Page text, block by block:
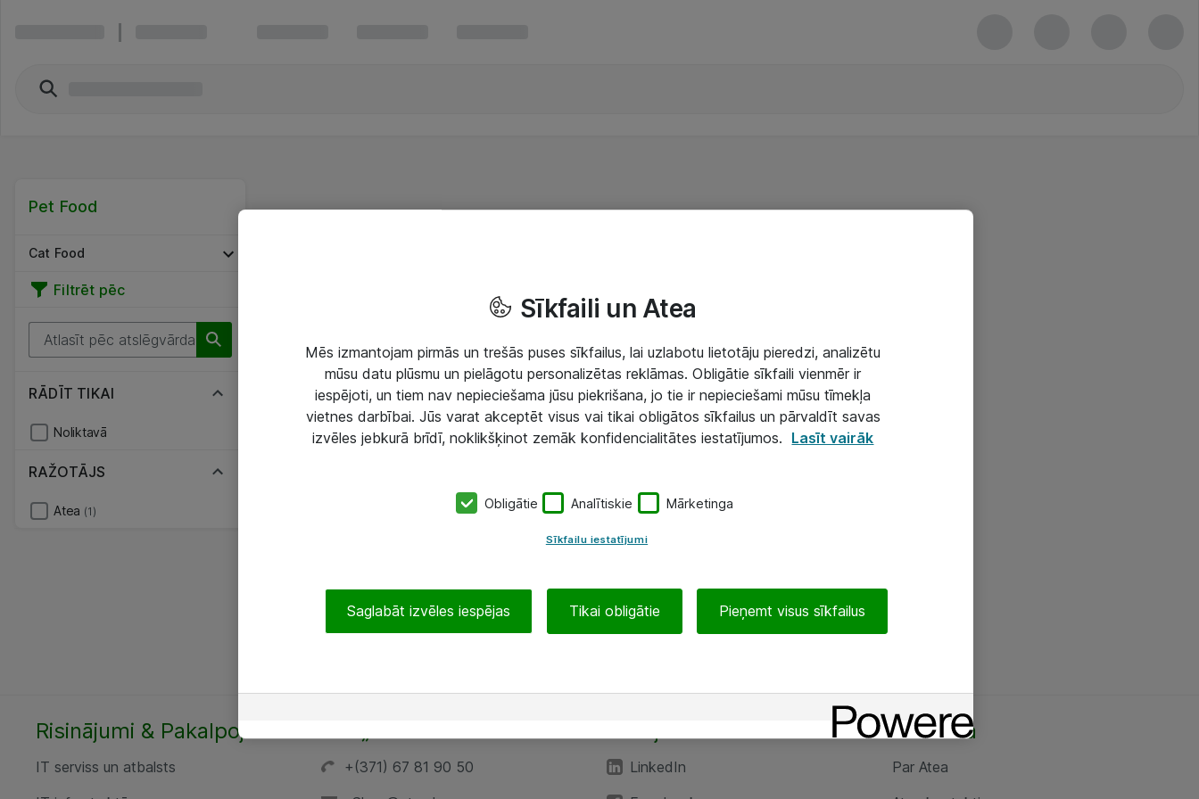
Pet Food
Cat Food
Filtrēt pēc
RĀDĪT TIKAI
Noliktavā
RAŽOTĀJS
Atea (1)
Risinājumi & Pakalpojumi
IT serviss un atbalsts
+(371) 67 81 90 50
LinkedIn
Par Atea
Par Atea
Sīkfaili un Atea
Mēs izmantojam pirmās un trešās puses sīkfailus, lai uzlabotu lietotāju pieredzi, analizētu
mūsu datu plūsmu un pielāgotu personalizētas reklāmas. Obligātie sīkfaili vienmēr ir
iespējoti, un tiem nav nepieciešama jūsu piekrišana, jo tie ir nepieciešami mūsu tīmekļa
vietnes darbībai. Jūs varat akceptēt visus vai tikai obligātos sīkfailus un pārvaldīt savas
izvēles jebkurā brīdī, noklikšķinot zemāk konfidencialitātes iestatījumos. Lasīt vairāk
Obligātie Analītiskie Mārketinga
Sīkfailu iestatījumi
Saglabāt izvēles iespējas Tikai obligātie Pieņemt visus sīkfailus